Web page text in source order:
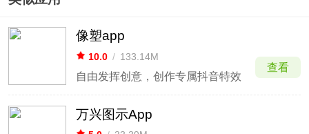
像塑app
10.0 / 133.14M
自由发挥创意，创作专属抖音特效
查看
万兴图示App